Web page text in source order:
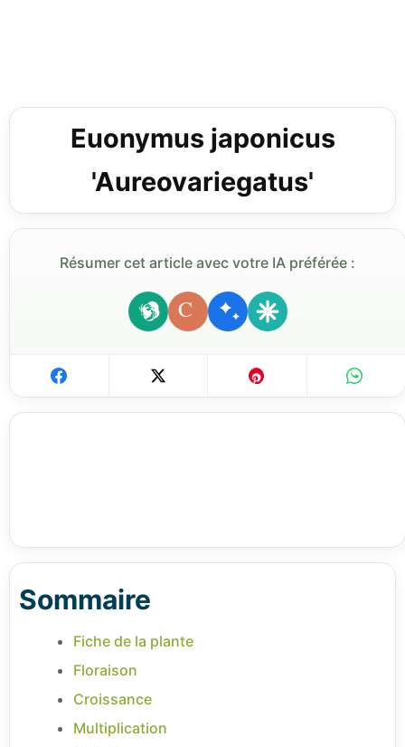
Euonymus japonicus
'Aureovariegatus'
Résumer cet article avec votre IA préférée :
C
Sommaire
Fiche de la plante
Floraison
Croissance
Multiplication